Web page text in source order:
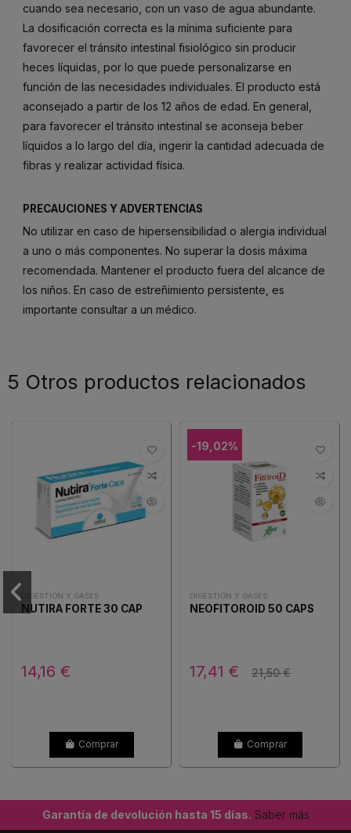
cuando sea necesario, con un vaso de agua abundante.
La dosificación correcta es la mínima suficiente para
favorecer el tránsito intestinal fisiológico sin producir
heces líquidas, por lo que puede personalizarse en
función de las necesidades individuales. El producto está
aconsejado a partir de los 12 años de edad. En general,
para favorecer el tránsito intestinal se aconseja beber
líquidos a lo largo del día, ingerir la cantidad adecuada de
fibras y realizar actividad física.
PRECAUCIONES Y ADVERTENCIAS
No utilizar en caso de hipersensibilidad o alergia individual
a uno o más componentes. No superar la dosis máxima
recomendada. Mantener el producto fuera del alcance de
los niños. En caso de estreñimiento persistente, es
importante consultar a un médico.
5 Otros productos relacionados
DIGESTIÓN Y GASES
NUTIRA FORTE 30 CAP
14,16 €
Comprar
-19,02%
DIGESTIÓN Y GASES
NEOFITOROID 50 CAPS
17,41 € 21,50 €
Comprar
Garantía de devolución hasta 15 días. Saber más